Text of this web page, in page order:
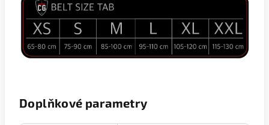
Doplňkové parametry